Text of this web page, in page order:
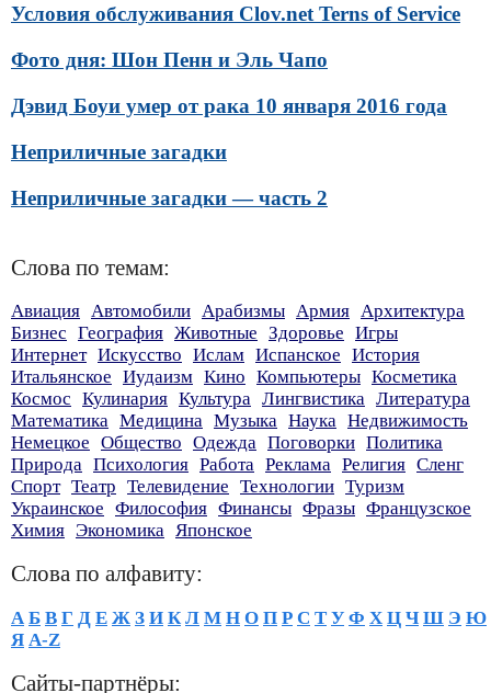
Условия обслуживания Clov.net Terns of Service
Фото дня: Шон Пенн и Эль Чапо
Дэвид Боуи умер от рака 10 января 2016 года
Неприличные загадки
Неприличные загадки — часть 2
Слова по темам:
Авиация Автомобили Арабизмы Армия Архитектура
Бизнес География Животные Здоровье Игры
Интернет Искусство Ислам Испанское История
Итальянское Иудаизм Кино Компьютеры Косметика
Космос Кулинария Культура Лингвистика Литература
Математика Медицина Музыка Наука Недвижимость
Немецкое Общество Одежда Поговорки Политика
Природа Психология Работа Реклама Религия Сленг
Спорт Театр Телевидение Технологии Туризм
Украинское Философия Финансы Фразы Французское
Химия Экономика Японское
Слова по алфавиту:
А Б В Г Д Е Ж З И К Л М Н О П Р С Т У Ф Х Ц Ч Ш Э Ю
Я A-Z
Сайты-партнёры: